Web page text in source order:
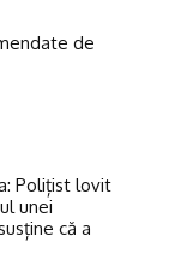
de
Polițist lovit
unei
că a